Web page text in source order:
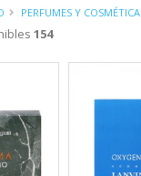
PERFUMES Y COSMÉTICA
154